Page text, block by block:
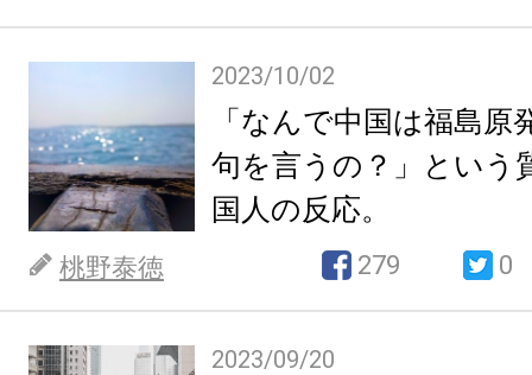
2023/10/02
「なんで中国は福島原
句を言うの？」という
国人の反応。
桃野泰徳 279 0
2023/09/20